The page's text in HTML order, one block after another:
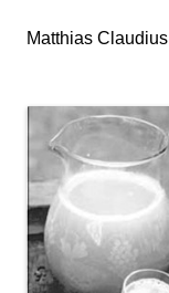
Matthias Claudius